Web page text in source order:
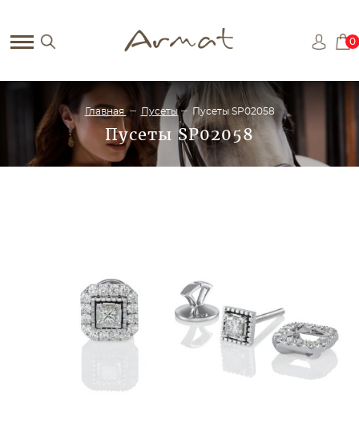
0
Главная Пусеты Пусеты SP02058
Пусеты SP02058